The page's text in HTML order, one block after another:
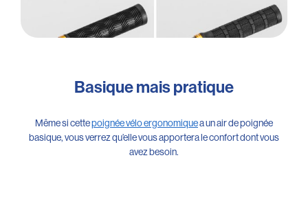
Basique mais pratique
Même si cettepoignée vélo ergonomiquea un air de poignée
basique, vous verrez qu’elle vous apportera le confort dont vous
avez besoin.